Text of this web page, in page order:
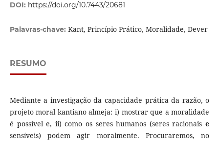
DOI: https://doi.org/10.7443/20681
Palavras-chave: Kant, Princípio Prático, Moralidade, Dever
RESUMO
Mediante a investigação da capacidade prática da razão, o
projeto moral kantiano almeja: i) mostrar que a moralidade
é possível e, ii) como os seres humanos (seres racionaise
sensíveis) podem agir moralmente. Procuraremos, no